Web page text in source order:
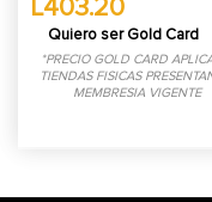
L403.20
Quiero ser Gold Card
*PRECIO GOLD CARD
TIENDAS FISICAS
MEMBRESIA VIGENTE